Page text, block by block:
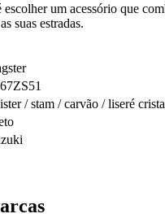
um acessório que
suas estradas.
/ stam / carvão / liseré